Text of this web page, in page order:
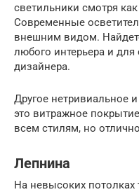
светильники смотря
Современные
внешним видом.
любого интерьера и
дизайнера.
Другое нетривиальное
это витражное
всем стилям, но
Лепнина
На невысоких потолках